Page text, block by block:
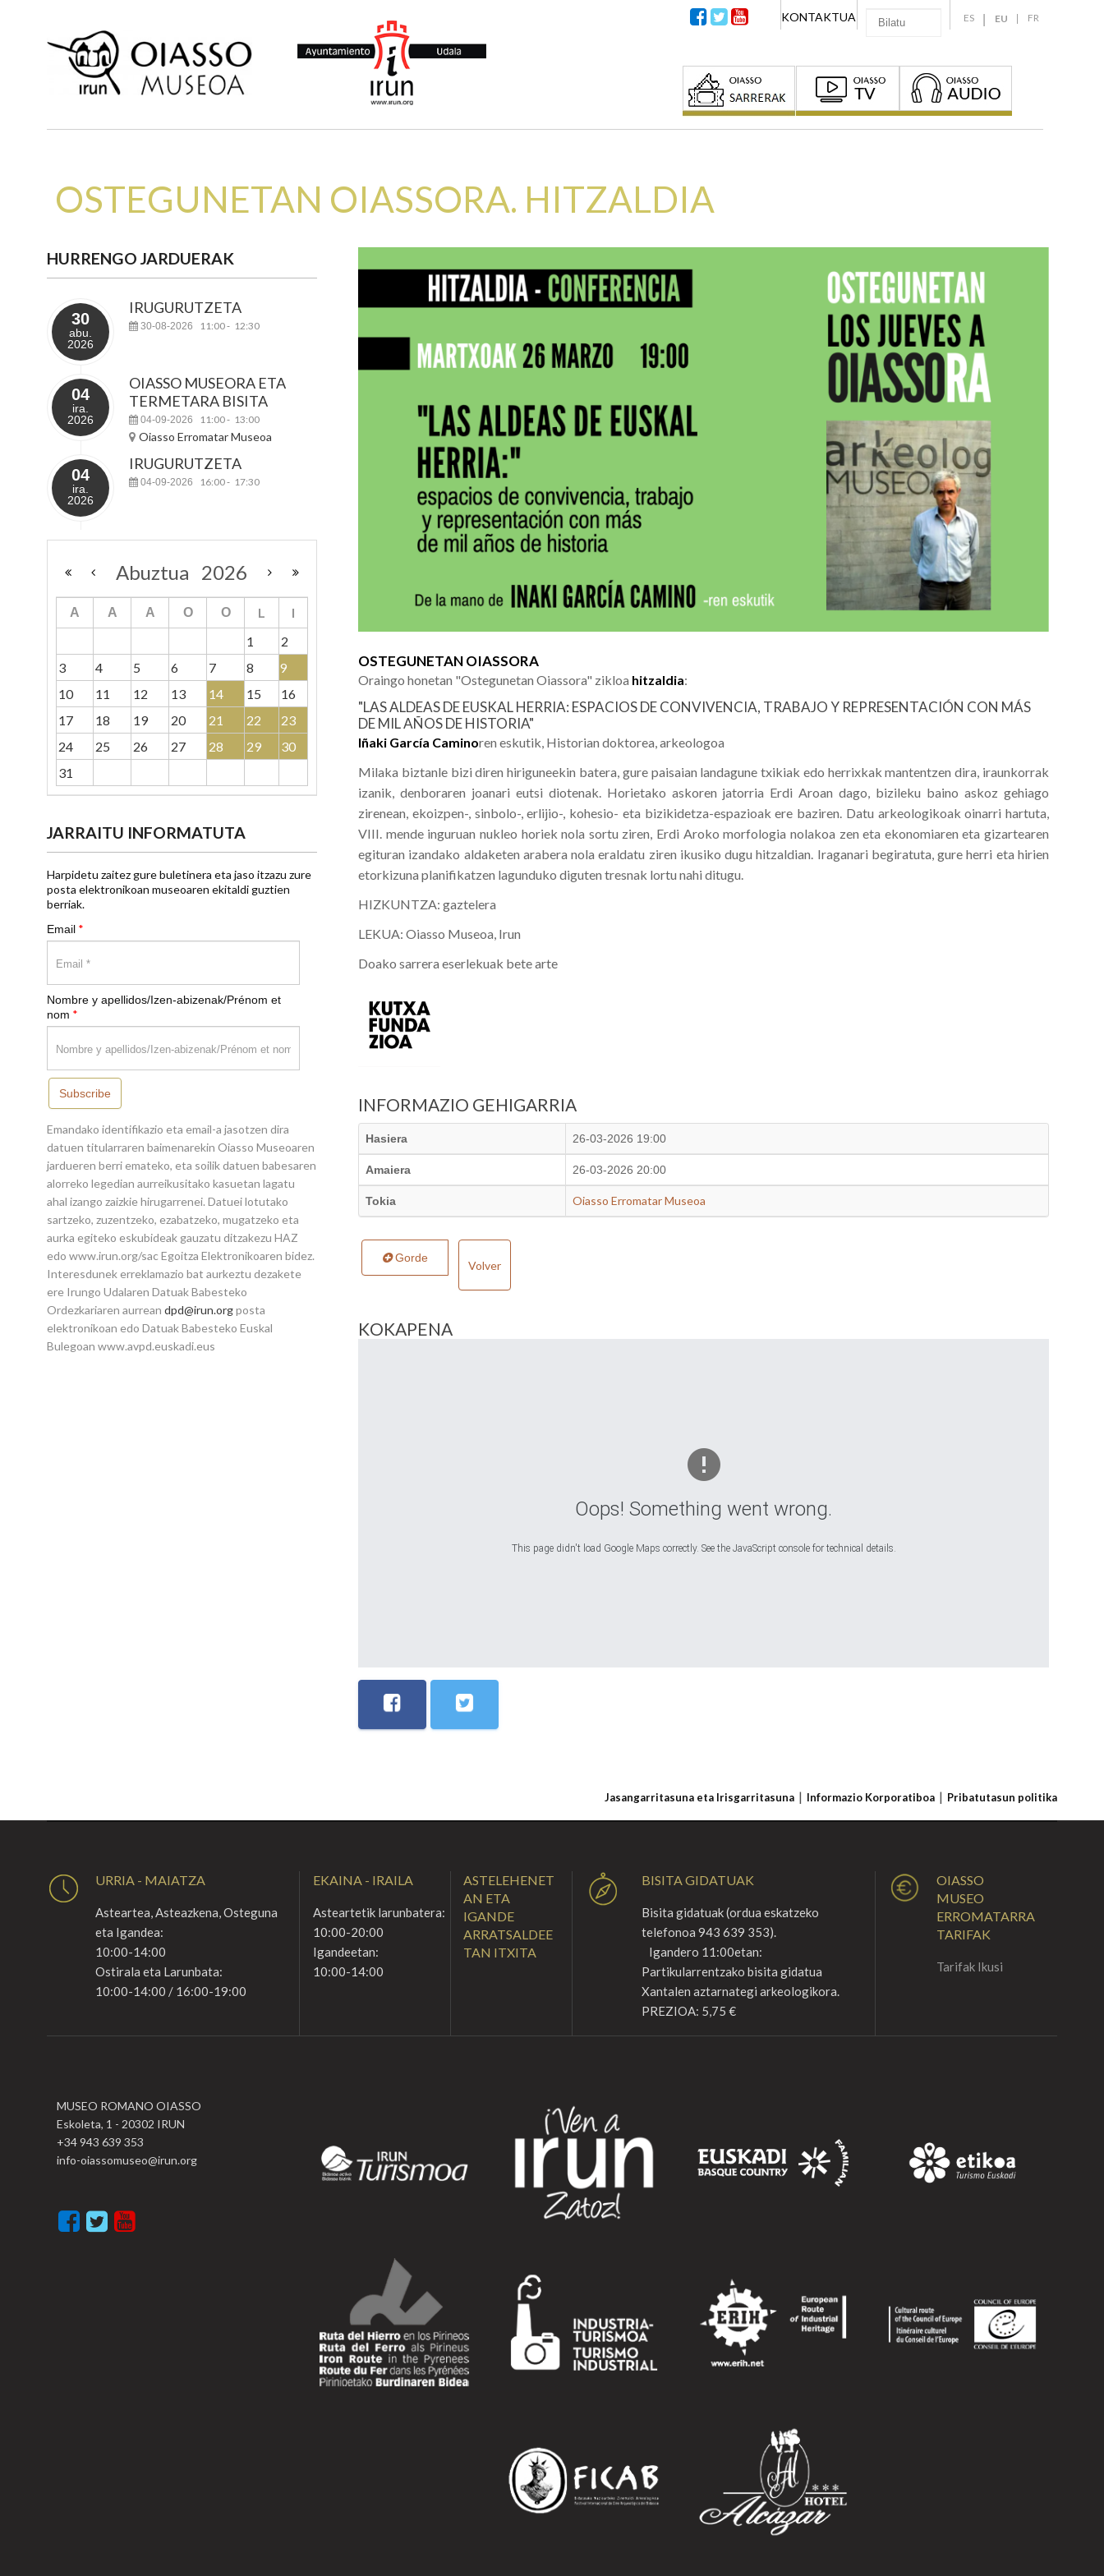
ES EU FR
KONTAKTUA
OSTEGUNETAN OIASSORA. HITZALDIA
OSTEGUNETAN OIASSORA
Oraingo honetan "Ostegunetan Oiassora" zikloa hitzaldia:
"LAS ALDEAS DE EUSKAL HERRIA: ESPACIOS DE CONVIVENCIA, TRABAJO Y REPRESENTACIÓN CON MÁS
DE MIL AÑOS DE HISTORIA"
Iñaki García Caminoren eskutik, Historian doktorea, arkeologoa
Milaka biztanle bizi diren hiriguneekin batera, gure paisaian landagune txikiak edo herrixkak mantentzen dira, iraunkorrak
izanik, denboraren joanari eutsi diotenak. Horietako askoren jatorria Erdi Aroan dago, bizileku baino askoz gehiago
zirenean, ekoizpen-, sinbolo-, erlijio-, kohesio- eta bizikidetza-espazioak ere baziren. Datu arkeologikoak oinarri hartuta,
VIII. mende inguruan nukleo horiek nola sortu ziren, Erdi Aroko morfologia nolakoa zen eta ekonomiaren eta gizartearen
egituran izandako aldaketen arabera nola eraldatu ziren ikusiko dugu hitzaldian. Iraganari begiratuta, gure herri eta hirien
etorkizuna planifikatzen lagunduko diguten tresnak lortu nahi ditugu.
HIZKUNTZA: gaztelera
LEKUA: Oiasso Museoa, Irun
Doako sarrera eserlekuak bete arte
INFORMAZIO GEHIGARRIA
Hasiera 26-03-2026 19:00
Amaiera 26-03-2026 20:00
Tokia Oiasso Erromatar Museoa
Gorde
Volver
KOKAPENA
Oops! Something went wrong.
This page didn't load Google Maps correctly. See the JavaScript console for technical details.
HURRENGO JARDUERAK
30
abu.
2026
IRUGURUTZETA
30-08-2026 11:00- 12:30
04
ira.
2026
OIASSO MUSEORA ETA
TERMETARA BISITA
04-09-2026 11:00- 13:00
Oiasso Erromatar Museoa
04
ira.
2026
IRUGURUTZETA
04-09-2026 16:00- 17:30
Abuztua 2026
A A A O O L
I
1
2
3
4 5 6 7 8
9
10
11 12 13 14 15
16
17
18 19 20 21 22
23
24
25 26 27 28 29
30
31
JARRAITU INFORMATUTA
Harpidetu zaitez gure buletinera eta jaso itzazu zure
posta elektronikoan museoaren ekitaldi guztien
berriak.
Email *
Nombre y apellidos/Izen-abizenak/Prénom et
nom *
Subscribe
Emandako identifikazio eta email-a jasotzen dira
datuen titularraren baimenarekin Oiasso Museoaren
jardueren berri emateko, eta soilik datuen babesaren
alorreko legedian aurreikusitako kasuetan lagatu
ahal izango zaizkie hirugarrenei. Datuei lotutako
sartzeko, zuzentzeko, ezabatzeko, mugatzeko eta
aurka egiteko eskubideak gauzatu ditzakezu HAZ
edo www.irun.org/sac Egoitza Elektronikoaren bidez.
Interesdunek erreklamazio bat aurkeztu dezakete
ere Irungo Udalaren Datuak Babesteko
Ordezkariaren aurrean dpd@irun.orgposta
elektronikoan edo Datuak Babesteko Euskal
Bulegoan www.avpd.euskadi.eus
Jasangarritasuna eta Irisgarritasuna Informazio Korporatiboa Pribatutasun politika
URRIA - MAIATZA
Asteartea, Asteazkena, Osteguna
eta Igandea:
10:00-14:00
Ostirala eta Larunbata:
10:00-14:00 / 16:00-19:00
EKAINA - IRAILA
Asteartetik larunbatera:
10:00-20:00
Igandeetan:
10:00-14:00
ASTELEHENET
AN ETA
IGANDE
ARRATSALDEE
TAN ITXITA
BISITA GIDATUAK
Bisita gidatuak (ordua eskatzeko
telefonoa 943 639 353).
Igandero 11:00etan:
Partikularrentzako bisita gidatua
Xantalen aztarnategi arkeologikora.
PREZIOA: 5,75 €
OIASSO
MUSEO
ERROMATARRA
TARIFAK
Tarifak Ikusi
MUSEO ROMANO OIASSO
Eskoleta, 1 - 20302 IRUN
+34 943 639 353
info-oiassomuseo@irun.org